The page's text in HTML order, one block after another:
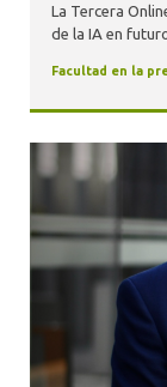
La Tercera
de la IA en
Facultad en la